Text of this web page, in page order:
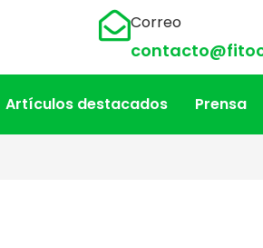
Correo
Artículos destacados Prensa